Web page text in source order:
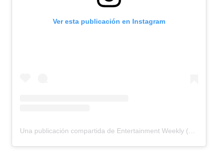
Ver esta publicación en Instagram
Una publicación compartida de Entertainment Weekly (@entertainmentweekly)